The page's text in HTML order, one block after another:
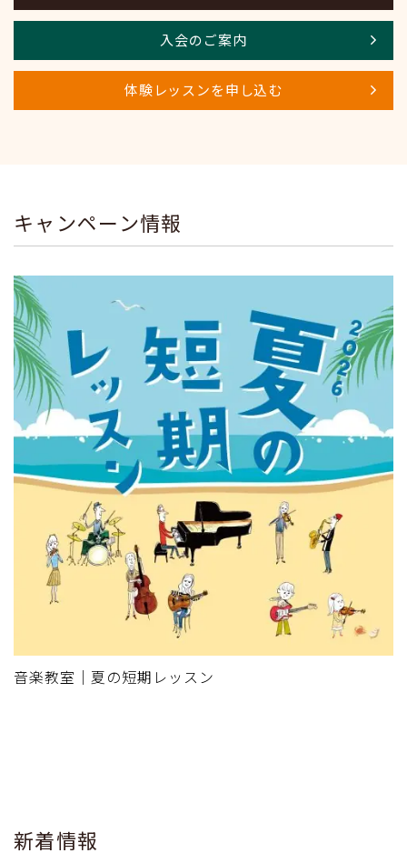
入会のご案内
体験レッスンを申し込む
キャンペーン情報
音楽教室｜夏の短期レッスン
新着情報